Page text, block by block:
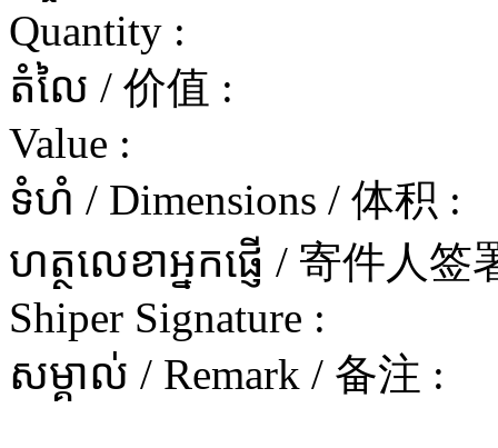
Quantity :
តំលៃ / 价值 :
Value :
ទំហំ / Dimensions / 体积 :
ហត្ថលេខាអ្នកផ្ញើ / 寄件人
Shiper Signature :
សម្គាល់ / Remark / 备注 :